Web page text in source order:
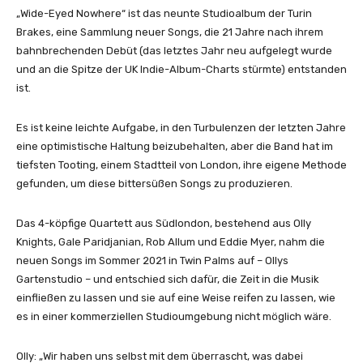
)
“
v
o
n
o
u
T
u
e
a
n
z
e
i
e
t
L
y
r
i
c
V
d
„Wide-Eyed Nowhere“ ist das neunte Studioalbum der Turin
Brakes, eine Sammlung neuer Songs, die 21 Jahre nach ihrem
bahnbrechenden Debüt (das letztes Jahr neu aufgelegt wurde
und an die Spitze der UK Indie-Album-Charts stürmte) entstanden
ist.
Es ist keine leichte Aufgabe, in den Turbulenzen der letzten Jahre
eine optimistische Haltung beizubehalten, aber die Band hat im
tiefsten Tooting, einem Stadtteil von London, ihre eigene Methode
gefunden, um diese bittersüßen Songs zu produzieren.
Das 4-köpfige Quartett aus Südlondon, bestehend aus Olly
Knights, Gale Paridjanian, Rob Allum und Eddie Myer, nahm die
neuen Songs im Sommer 2021 in Twin Palms auf – Ollys
Gartenstudio – und entschied sich dafür, die Zeit in die Musik
einfließen zu lassen und sie auf eine Weise reifen zu lassen, wie
es in einer kommerziellen Studioumgebung nicht möglich wäre.
Olly: „Wir haben uns selbst mit dem überrascht, was dabei